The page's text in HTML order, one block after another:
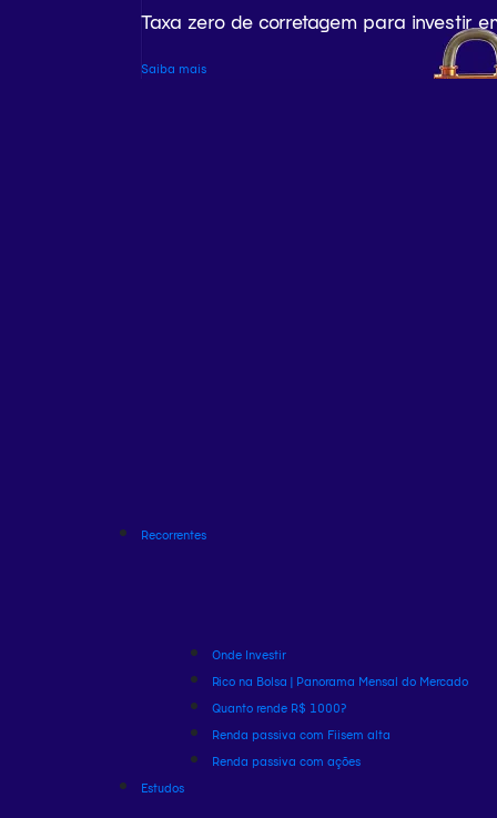
Taxa zero de corretagem para investir
Saiba mais
Recorrentes
Onde Investir
Rico na Bolsa | Panorama Mensal do Mercado
Quanto rende R$ 1000?
Renda passiva com Fiisem alta
Renda passiva com ações
Estudos